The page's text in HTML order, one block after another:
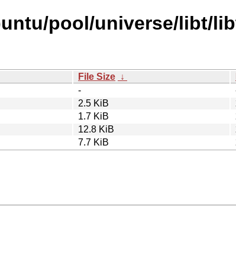
pool/universe/libt/
File Size ↓
-
2.5 KiB
1.7 KiB
12.8 KiB
7.7 KiB